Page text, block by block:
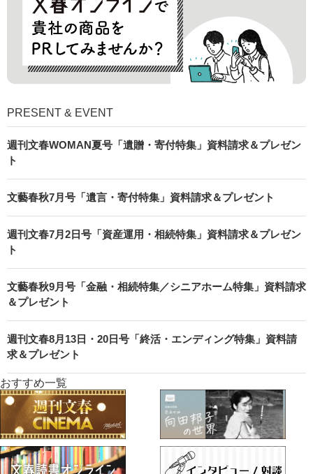
PRESENT & EVENT
週刊文春WOMAN夏号「遺贈・寄付特集」資料請求＆プレゼン
ト
文藝春秋7月号「遺言・寄付特集」資料請求＆プレゼント
週刊文春7月2日号「資産運用・相続特集」資料請求＆プレゼン
ト
文藝春秋9月号「金融・相続特集／シニアホーム特集」資料請求
＆プレゼント
週刊文春8月13日・20日号「終活・エンディング特集」資料請
求＆プレゼント
おすすめ一覧